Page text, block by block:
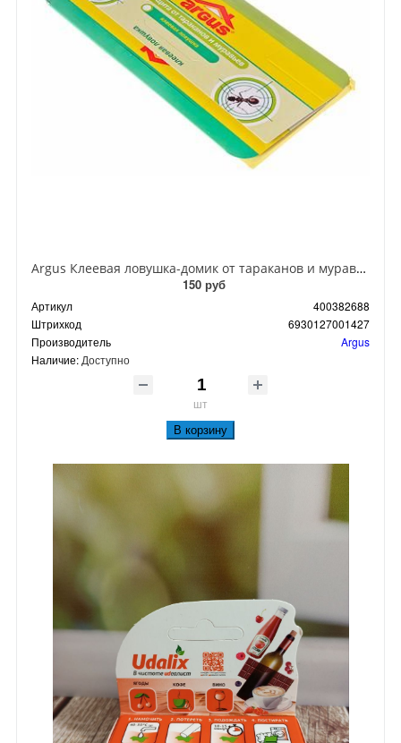
Argus Клеевая ловушка-домик от тараканов и муравьев
150 руб
Артикул
400382688
Штрихкод
6930127001427
Производитель
Argus
Наличие: Доступно
шт
В корзину